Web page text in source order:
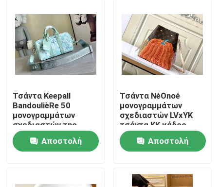
Σπίτι
Προϊόντα
Βίντεο
Τσάντα Keepall
BandoulièRe 50
μονογραμμάτων
σχεδιαστών της
επιχειρησιακής LV
μπλε τσάντα
ταξιδιού
Αποστολή
Τσάντα NéOnoé
μονογραμμάτων
σχεδιαστών LVxYK
τσάντα ΚΚ κάδος
Αποστολή